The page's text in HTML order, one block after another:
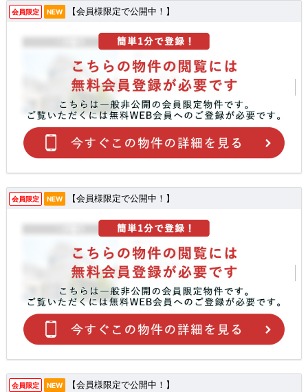
会員限定 NEW 【会員様限定で公開中！】
会員限定 NEW 【会員様限定で公開中！】
会員限定 NEW 【会員様限定で公開中！】